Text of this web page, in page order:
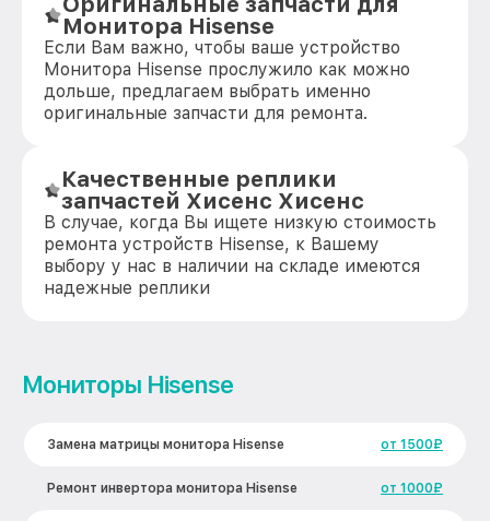
Монитора Hisense
Если Вам важно, чтобы ваше устройство
Монитора Hisense прослужило как можно
дольше, предлагаем выбрать именно
оригинальные запчасти для ремонта.
Качественные реплики
запчастей Хисенс Хисенс
В случае, когда Вы ищете низкую стоимость
ремонта устройств Hisense, к Вашему
выбору у нас в наличии на складе имеются
надежные реплики
Мониторы Hisense
Замена матрицы монитора Hisense от 1500₽
Ремонт инвертора монитора Hisense от 1000₽